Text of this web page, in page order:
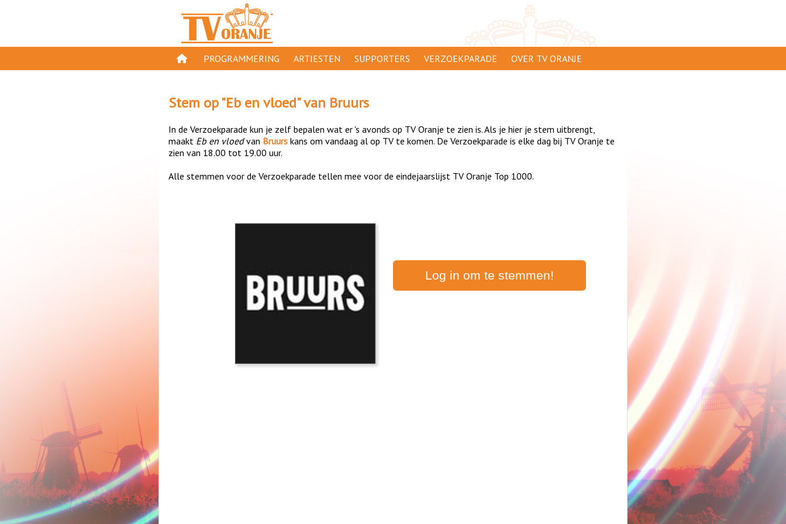
PROGRAMMERING
GESPEELD OP TV ORANJE
ORANJE KROON
TV ORANJE TOP 1000
11 VAN ORANJE
ARTIESTEN SUPPORTERS
AANMELDEN
VERZOEKPARADE OVER TV ORANJE
ADVERTEREN
PRIVACY
Stem op "Eb en vloed" van Bruurs
In de Verzoekparade kun je zelf bepalen wat er 's avonds op TV Oranje te zien is. Als je hier je stem uitbrengt,
maakt Eb en vloedvan Bruurs kans om vandaag al op TV te komen. De Verzoekparade is elke dag bij TV Oranje te
zien van 18.00 tot 19.00 uur.
Alle stemmen voor de Verzoekparade tellen mee voor de eindejaarslijst TV Oranje Top 1000.
Log in om te stemmen!